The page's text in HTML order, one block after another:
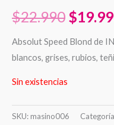
$22.990 $
Absolut Speed Blond de
blancos, grises, rubios,
Sin existencias
SKU: masino006